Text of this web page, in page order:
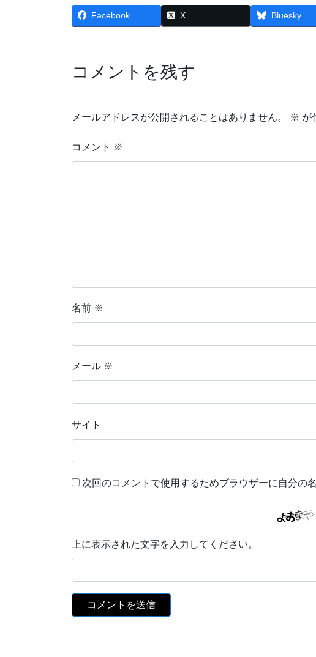
Facebook X Bluesky
コメントを残す
メールアドレスが公開されることはありません。 ※ が
コメント ※
名前 ※
メール ※
サイト
次回のコメントで使用するためブラウザーに自分の
上に表示された文字を入力してください。